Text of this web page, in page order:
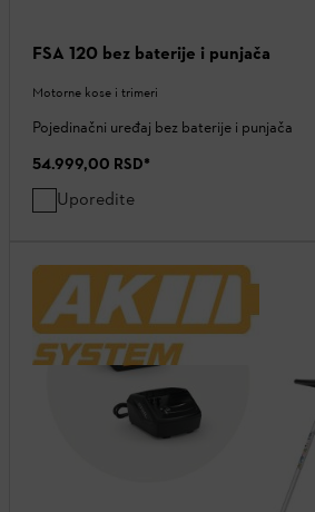
FSA 120 bez baterije i punjača
Motorne kose i trimeri
Pojedinačni uređaj bez baterije i punjača
54.999,00 RSD*
Uporedite